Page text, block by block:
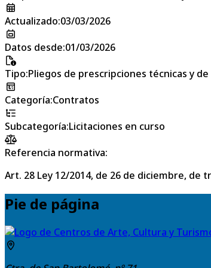
Actualizado:03/03/2026
Datos desde:01/03/2026
Tipo:Pliegos de prescripciones técnicas y
Categoría:Contratos
Subcategoría:Licitaciones en curso
Referencia normativa:
Art. 28 Ley 12/2014, de 26 de diciembre, de
Pie de página